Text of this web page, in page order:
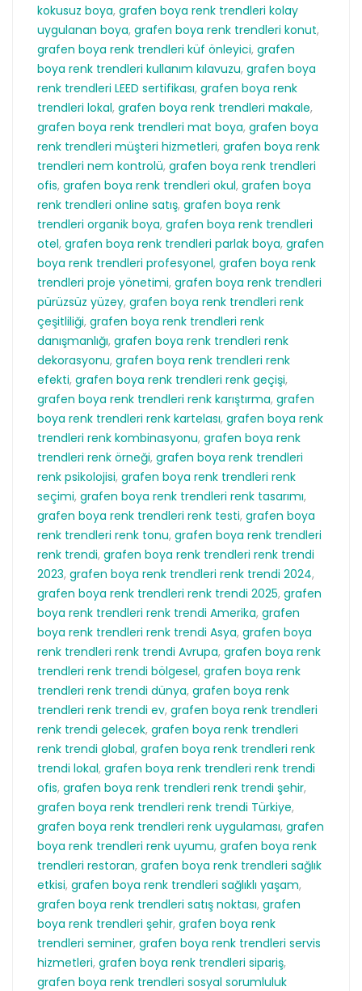
kokusuz boya, grafen boya renk trendleri kolay
uygulanan boya, grafen boya renk trendleri konut,
grafen boya renk trendleri küf önleyici, grafen
boya renk trendleri kullanım kılavuzu, grafen boya
renk trendleri LEED sertifikası, grafen boya renk
trendleri lokal, grafen boya renk trendleri makale,
grafen boya renk trendleri mat boya, grafen boya
renk trendleri müşteri hizmetleri, grafen boya renk
trendleri nem kontrolü, grafen boya renk trendleri
ofis, grafen boya renk trendleri okul, grafen boya
renk trendleri online satış, grafen boya renk
trendleri organik boya, grafen boya renk trendleri
otel, grafen boya renk trendleri parlak boya, grafen
boya renk trendleri profesyonel, grafen boya renk
trendleri proje yönetimi, grafen boya renk trendleri
pürüzsüz yüzey, grafen boya renk trendleri renk
çeşitliliği, grafen boya renk trendleri renk
danışmanlığı, grafen boya renk trendleri renk
dekorasyonu, grafen boya renk trendleri renk
efekti, grafen boya renk trendleri renk geçişi,
grafen boya renk trendleri renk karıştırma, grafen
boya renk trendleri renk kartelası, grafen boya renk
trendleri renk kombinasyonu, grafen boya renk
trendleri renk örneği, grafen boya renk trendleri
renk psikolojisi, grafen boya renk trendleri renk
seçimi, grafen boya renk trendleri renk tasarımı,
grafen boya renk trendleri renk testi, grafen boya
renk trendleri renk tonu, grafen boya renk trendleri
renk trendi, grafen boya renk trendleri renk trendi
2023, grafen boya renk trendleri renk trendi 2024,
grafen boya renk trendleri renk trendi 2025, grafen
boya renk trendleri renk trendi Amerika, grafen
boya renk trendleri renk trendi Asya, grafen boya
renk trendleri renk trendi Avrupa, grafen boya renk
trendleri renk trendi bölgesel, grafen boya renk
trendleri renk trendi dünya, grafen boya renk
trendleri renk trendi ev, grafen boya renk trendleri
renk trendi gelecek, grafen boya renk trendleri
renk trendi global, grafen boya renk trendleri renk
trendi lokal, grafen boya renk trendleri renk trendi
ofis, grafen boya renk trendleri renk trendi şehir,
grafen boya renk trendleri renk trendi Türkiye,
grafen boya renk trendleri renk uygulaması, grafen
boya renk trendleri renk uyumu, grafen boya renk
trendleri restoran, grafen boya renk trendleri sağlık
etkisi, grafen boya renk trendleri sağlıklı yaşam,
grafen boya renk trendleri satış noktası, grafen
boya renk trendleri şehir, grafen boya renk
trendleri seminer, grafen boya renk trendleri servis
hizmetleri, grafen boya renk trendleri sipariş,
grafen boya renk trendleri sosyal sorumluluk